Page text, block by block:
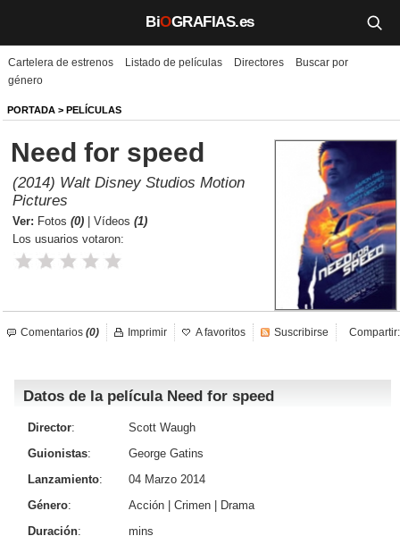
BiOGRAFIAS.es
Biografías
Películas
TV
Música
Un día como hoy
Videos
Iniciar sesión Crear cuenta
Cartelera de estrenos Listado de películas Directores
Buscar por
género
PORTADA > PELÍCULAS
Need for speed
(2014) Walt Disney Studios Motion
Pictures
Ver: Fotos (0) Vídeos (1)
Los usuarios votaron:
Comentarios (0) Compartir:
Imprimir A favoritos Suscribirse
Datos de la película Need for speed
Director:
Scott Waugh
Guionistas:
George Gatins
Lanzamiento:
04 Marzo 2014
Género: Acción Crimen
Drama
Duración:
mins